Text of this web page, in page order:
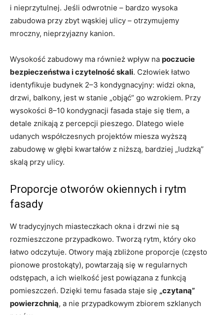
i nieprzytulnej. Jeśli odwrotnie – bardzo wysoka
zabudowa przy zbyt wąskiej ulicy – otrzymujemy
mroczny, nieprzyjazny kanion.
Wysokość zabudowy ma również wpływ na poczucie
bezpieczeństwa i czytelność skali. Człowiek łatwo
identyfikuje budynek 2–3 kondygnacyjny: widzi okna,
drzwi, balkony, jest w stanie „objąć” go wzrokiem. Przy
wysokości 8–10 kondygnacji fasada staje się tłem, a
detale znikają z percepcji pieszego. Dlatego wiele
udanych współczesnych projektów miesza wyższą
zabudowę w głębi kwartałów z niższą, bardziej „ludzką”
skalą przy ulicy.
Proporcje otworów okiennych i rytm
fasady
W tradycyjnych miasteczkach okna i drzwi nie są
rozmieszczone przypadkowo. Tworzą rytm, który oko
łatwo odczytuje. Otwory mają zbliżone proporcje (często
pionowe prostokąty), powtarzają się w regularnych
odstępach, a ich wielkość jest powiązana z funkcją
pomieszczeń. Dzięki temu fasada staje się „czytaną”
powierzchnią, a nie przypadkowym zbiorem szklanych